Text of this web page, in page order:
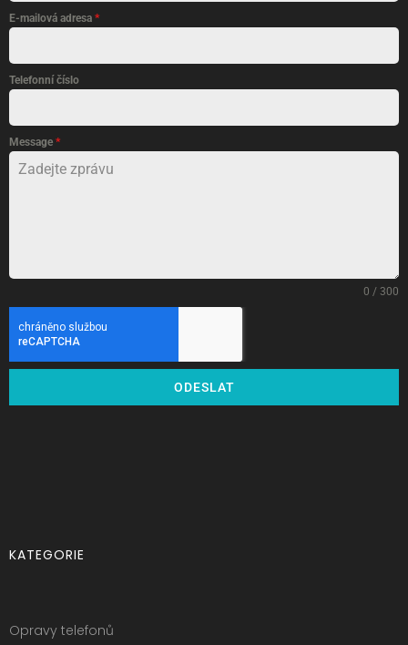
E-mailová adresa *
Telefonní číslo
Message *
0 / 300
ODESLAT
KATEGORIE
Opravy telefonů